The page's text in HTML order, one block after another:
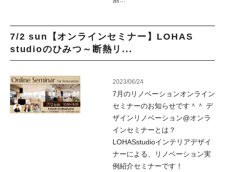
7/2 sun【オンラインセミナー】LOHAS
studioのひみつ～断熱リ...
2023/06/24
7月のリノベーションオンライン
セミナーのお知らせです＾＾ デ
ザインリノベーション@オンラ
インセミナーとは？
LOHASstudioインテリアデザイ
ナーによる、リノベーション実
例紹介セミナーです！